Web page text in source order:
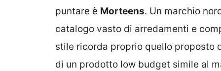
puntare è Morteens. Un marchio
catalogo vasto di arredamenti e
stile ricorda proprio quello proposto
di un prodotto low budget simile al